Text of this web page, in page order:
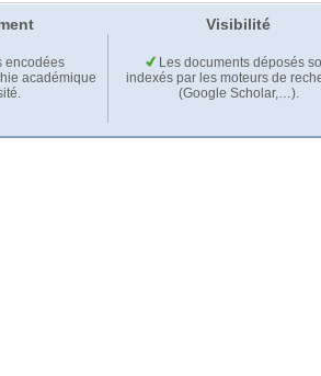
Visibilité
encodées
académique
Les documents déposés
indexés par les moteurs de
(Google Scholar,…).